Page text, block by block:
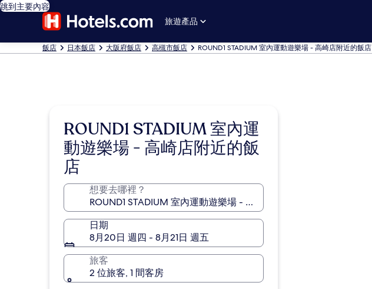
跳到主要內容
旅遊產品
飯店 日本飯店 大阪府飯店 高槻市飯店 ROUND1 STADIUM 室內運動遊樂場 - 高崎店附近的飯店
ROUND1 STADIUM 室內運
動遊樂場 - 高崎店附近的飯
店
想要去哪裡？
日期
8月20日 週四 - 8月21日 週五
旅客
2 位旅客, 1 間客房